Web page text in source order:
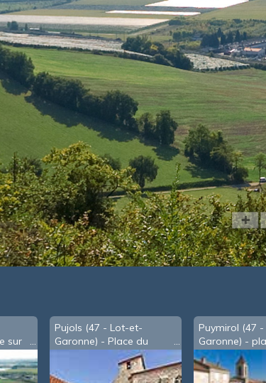
sur
Pujols (47 - Lot-et-
Garonne) - Place du
Puymirol (47
Garonne) -
village